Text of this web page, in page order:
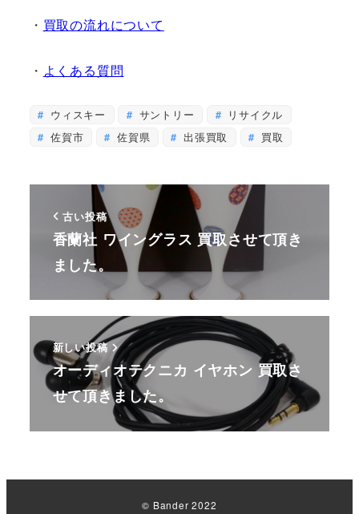
・ 買取の流れについて
・ よくある質問
ウィスキー サントリー
リサイクル
佐賀市
佐賀県 出張買取 買取
古い投稿
香蘭社 ワイングラス 買取させて頂き
ました。
新しい投稿
オーディオテクニカ イヤホン 買取さ
せて頂きました。
© Bander 2022